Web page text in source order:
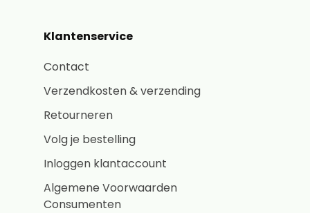
Klantenservice
Contact
Verzendkosten & verzending
Retourneren
Volg je bestelling
Inloggen klantaccount
Algemene Voorwaarden
Consumenten